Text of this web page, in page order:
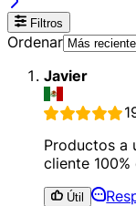
Filtros
Ordenar
Javier
Productos a
cliente
Útil